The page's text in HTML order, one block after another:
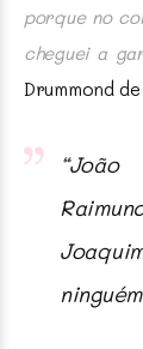
porque no
cheguei a
Drummond